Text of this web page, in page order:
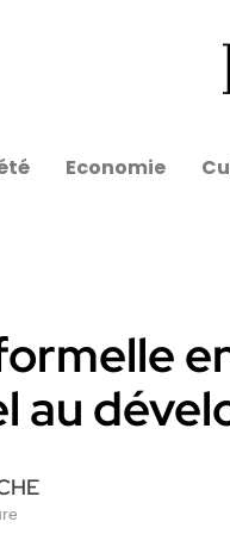
Economie
au